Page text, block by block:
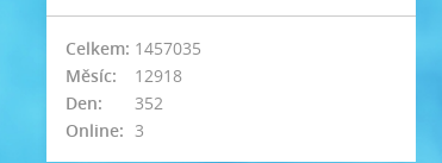
Online: 3
Celkem: 1457035
Měsíc:
12918
Den:
352